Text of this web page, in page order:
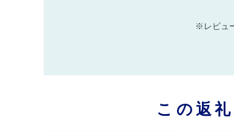
※レビュ
この返